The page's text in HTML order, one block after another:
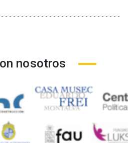
nosotros